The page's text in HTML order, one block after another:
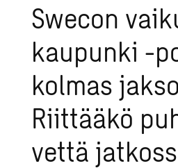
Swecon
kaupunki -
kolmas
Riittääkö
vettä